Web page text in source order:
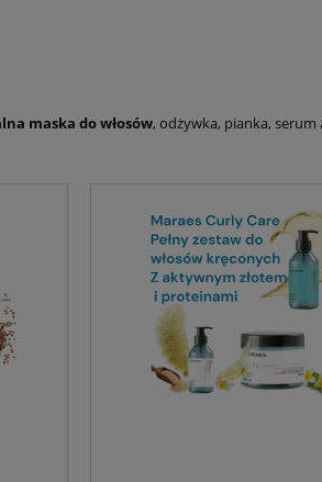
maska do włosów, odżywka, pianka, serum